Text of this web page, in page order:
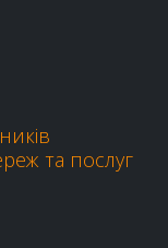
та послуг